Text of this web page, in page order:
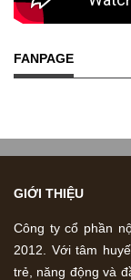
FANPAGE
GIỚI THIỆU
Công ty cổ phần
2012. Với tâm
trẻ, năng động và